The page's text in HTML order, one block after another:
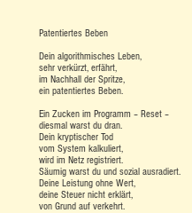
Patentiertes Beben
Dein algorithmisches Leben,
sehr verkürzt, erfährt,
im Nachhall der Spritze,
ein patentiertes Beben.
Ein Zucken im Programm – Reset –
diesmal warst du dran.
Dein kryptischer Tod
vom System kalkuliert,
wird im Netz registriert.
Säumig warst du und sozial ausradiert.
Deine Leistung ohne Wert,
deine Steuer nicht erklärt,
von Grund auf verkehrt.